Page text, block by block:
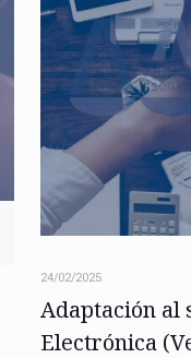
24/02/2025
Adaptación al
Electrónica